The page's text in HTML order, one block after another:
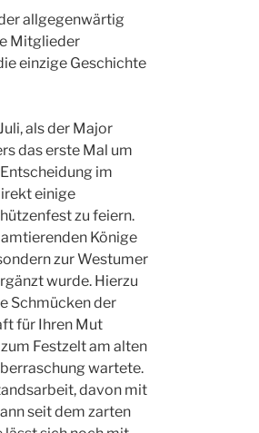
allgegenwärtig
Mitglieder
einzige Geschichte
als der Major
das erste Mal um
im
einige
zu feiern.
Könige
zur Westumer
wurde. Hierzu
Schmücken der
für Ihren Mut
Festzelt am alten
wartete.
davon mit
seit dem zarten